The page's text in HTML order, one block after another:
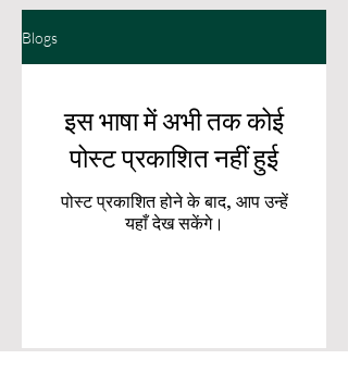
Blogs
इस भाषा में अभी तक कोई
पोस्ट प्रकाशित नहीं हुई
पोस्ट प्रकाशित होने के बाद, आप उन्हें
यहाँ देख सकेंगे।